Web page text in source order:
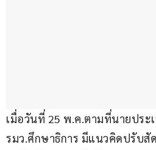
เมื่อวันที่ 25 พ.ค.ตามที่นายประ
รมว.ศึกษาธิการ มีแนวคิดปรับสั